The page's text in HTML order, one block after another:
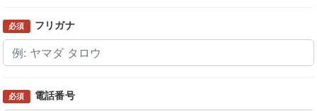
必須 フリガナ
必須 電話番号